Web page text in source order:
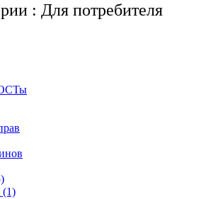
: Для потребителя
(1)